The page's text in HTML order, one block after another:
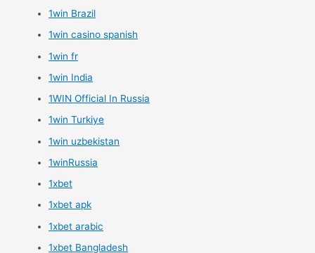
1win Brazil
1win casino spanish
1win fr
1win India
1WIN Official In Russia
1win Turkiye
1win uzbekistan
1winRussia
1xbet
1xbet apk
1xbet arabic
1xbet Bangladesh